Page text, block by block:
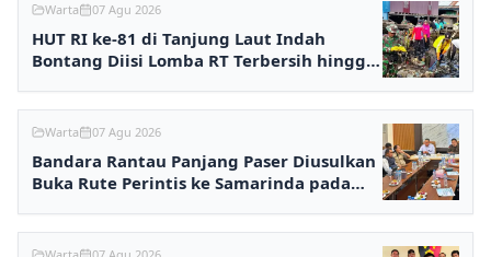
Warta 07 Agu 2026
HUT RI ke-81 di Tanjung Laut Indah
Bontang Diisi Lomba RT Terbersih hingga
Warta 07 Agu 2026
Bandara Rantau Panjang Paser Diusulkan
Buka Rute Perintis ke Samarinda pada